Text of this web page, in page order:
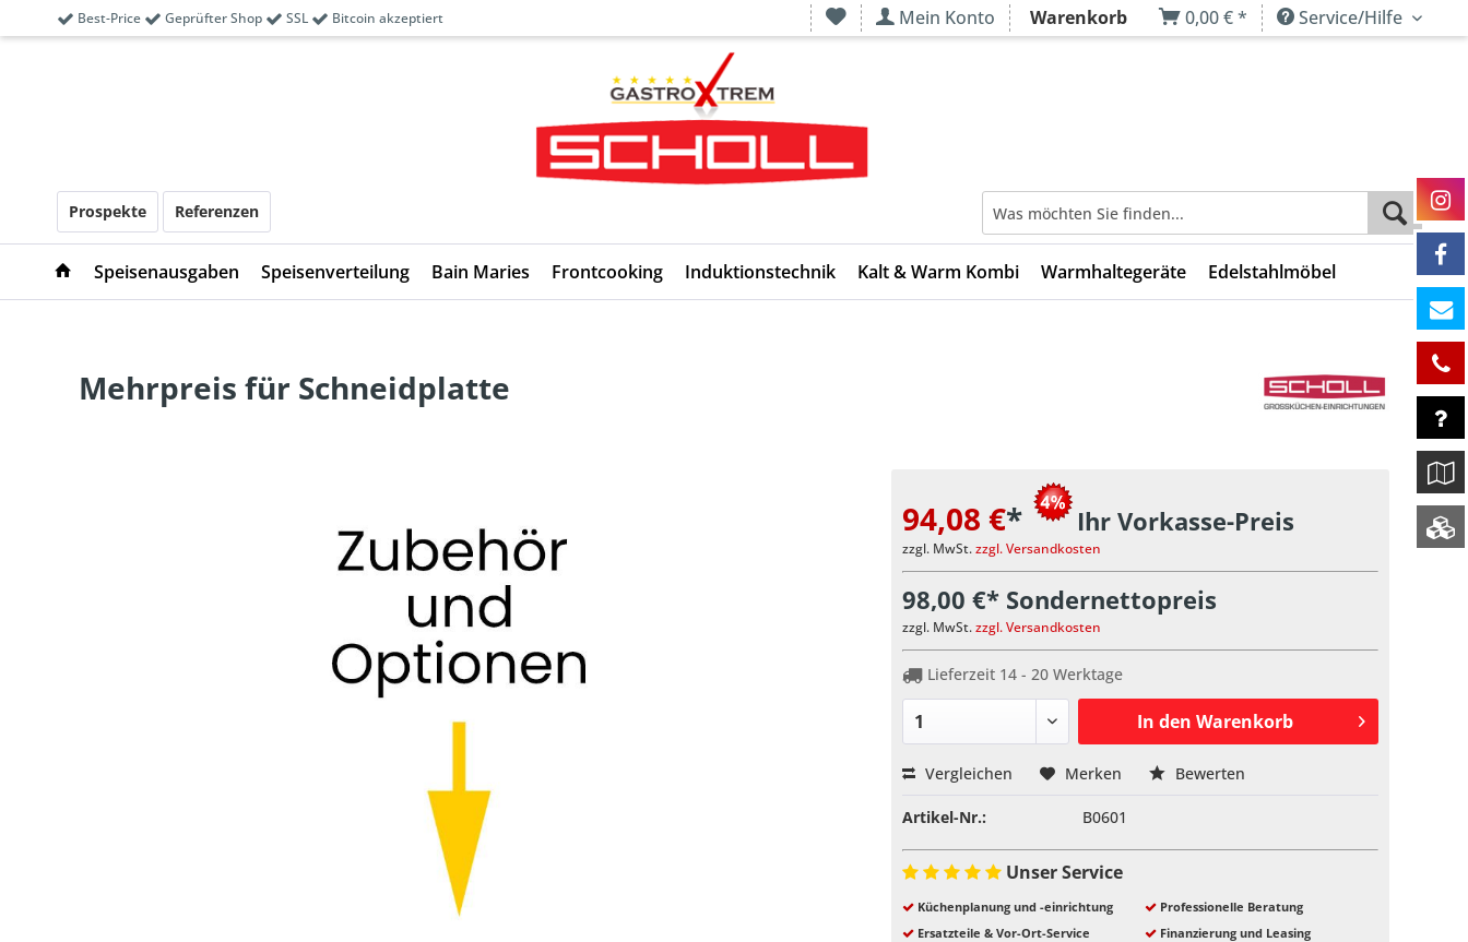
Best-Price Geprüfter Shop SSL Bitcoin akzeptiert Mein Konto Warenkorb 0,00 € * Service/Hilfe
Prospekte Referenzen
Speisenausgaben Speisenverteilung Bain Maries Frontcooking Induktionstechnik Kalt & Warm Kombi Warmhaltegeräte Edelstahlmöbel
Mehrpreis für Schneidplatte
94,08 €* Ihr Vorkasse-Preis
zzgl. MwSt.zzgl. Versandkosten
98,00 €* Sondernettopreis
zzgl. MwSt.zzgl. Versandkosten
Lieferzeit 14 - 20 Werktage
In den Warenkorb
Vergleichen Merken Bewerten
Artikel-Nr.: B0601
Unser Service
Küchenplanung und -einrichtung
Professionelle Beratung
Ersatzteile & Vor-Ort-Service
Finanzierung und Leasing